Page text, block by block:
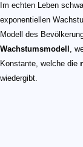
Im echten Leben
exponentiellen
Modell des
Wachstumsmodell ,
Konstante, welche die
wiedergibt.